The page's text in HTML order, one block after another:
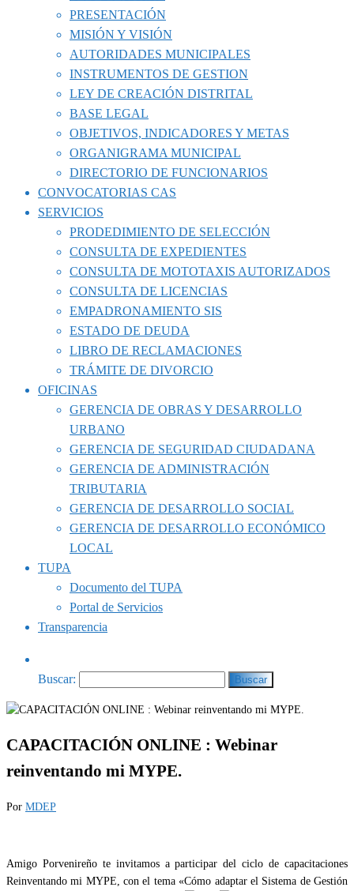
PRESENTACIÓN
MISIÓN Y VISIÓN
AUTORIDADES MUNICIPALES
INSTRUMENTOS DE GESTION
LEY DE CREACIÓN DISTRITAL
BASE LEGAL
OBJETIVOS, INDICADORES Y METAS
ORGANIGRAMA MUNICIPAL
DIRECTORIO DE FUNCIONARIOS
CONVOCATORIAS CAS
SERVICIOS
PRODEDIMIENTO DE SELECCIÓN
CONSULTA DE EXPEDIENTES
CONSULTA DE MOTOTAXIS AUTORIZADOS
CONSULTA DE LICENCIAS
EMPADRONAMIENTO SIS
ESTADO DE DEUDA
LIBRO DE RECLAMACIONES
TRÁMITE DE DIVORCIO
OFICINAS
GERENCIA DE OBRAS Y DESARROLLO
URBANO
GERENCIA DE SEGURIDAD CIUDADANA
GERENCIA DE ADMINISTRACIÓN
TRIBUTARIA
GERENCIA DE DESARROLLO SOCIAL
GERENCIA DE DESARROLLO ECONÓMICO
LOCAL
TUPA
Documento del TUPA
Portal de Servicios
Transparencia
Buscar:
CAPACITACIÓN ONLINE : Webinar
reinventando mi MYPE.
Por MDEP
Amigo Porvenireño te invitamos a participar del ciclo de capacitaciones
Reinventando mi MYPE, con el tema «Cómo adaptar el Sistema de Gestión